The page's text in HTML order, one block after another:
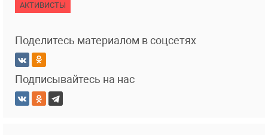
АКТИВИСТЫ
Поделитесь материалом в соцсетях
Подписывайтесь на нас